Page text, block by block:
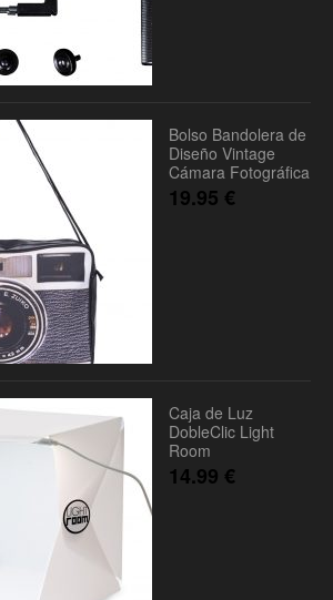
Bolso Bandolera de
Diseño Vintage
Cámara Fotográfica
19.95 €
Caja de Luz
DobleClic Light
Room
14.99 €